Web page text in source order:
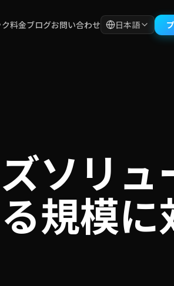
料金ブログお問い合わせ 日本語
ソリュ
規模に